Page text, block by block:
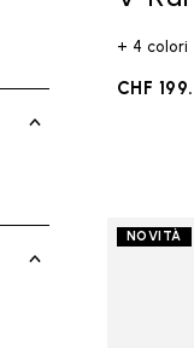
+ 4 colori
CHF
NOVITÀ